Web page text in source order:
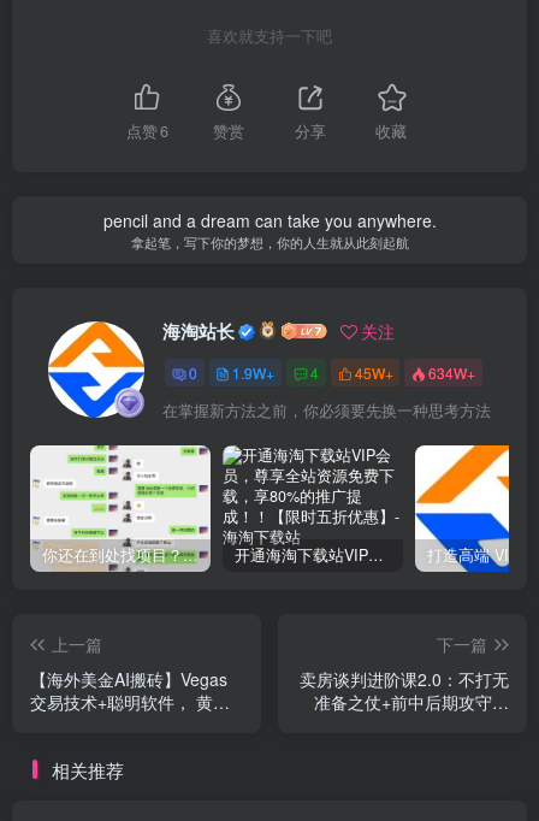
喜欢就支持一下吧
点赞6 赞赏 分享 收藏
pencil and a dream can take you anywhere.
拿起笔，写下你的梦想，你的人生就从此刻起航
海淘站长 关注
0 1.9W+ 4 45W+ 634W+
在掌握新方法之前，你必须要先换一种思考方法
你还在到处找项目？还在当韭菜？我靠网创资源站一个月收入5万+，曾经我也是个失败者。 开通海淘下载站VIP会员，尊享全站资源免费下载，享80%的推广提成！！【限时五折优惠】
上一篇
【海外美金AI搬砖】Vegas
交易技术+聪明软件， 黄金
下一篇
卖房谈判进阶课2.0：不打无
准备之仗+前中后期攻守之
相关推荐